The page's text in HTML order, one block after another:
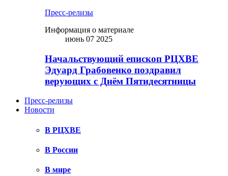
Пресс-релизы
Информация о материале
июнь 07 2025
Начальствующий епископ РЦХВЕ
Эдуард Грабовенко поздравил
верующих с Днём Пятидесятницы
Пресс-релизы
Новости
В РЦХВЕ
В России
В мире